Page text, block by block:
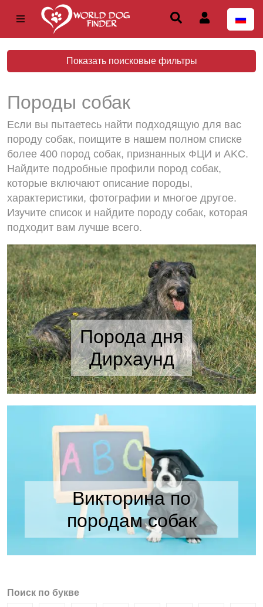
Показать поисковые фильтры
Породы собак
Если вы пытаетесь найти подходящую для вас
породу собак, поищите в нашем полном списке
более 400 пород собак, признанных ФЦИ и AKC.
Найдите подробные профили пород собак,
которые включают описание породы,
характеристики, фотографии и многое другое.
Изучите список и найдите породу собак, которая
подходит вам лучше всего.
Порода дня
Дирхаунд
Викторина по
породам собак
Поиск по букве